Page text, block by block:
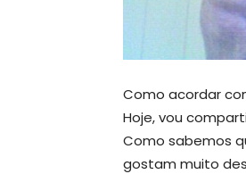
Como acordar
Hoje, vou
Como sabemos
gostam muito